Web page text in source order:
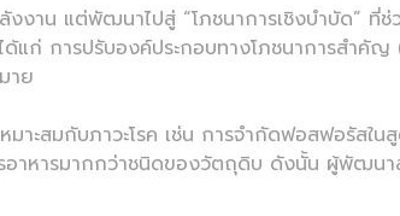
แต่พัฒนาไปสู่ “โภชนาการเชิงบำบัด” ที่ช่
การปรับองค์ประกอบทางโภชนาการสำคัญ
าย
กับภาวะโรค เช่น การจำกัดฟอสฟอรัสในสูต
าหารมากกว่าชนิดของวัตถุดิบ ดังนั้น ผู้พัฒน